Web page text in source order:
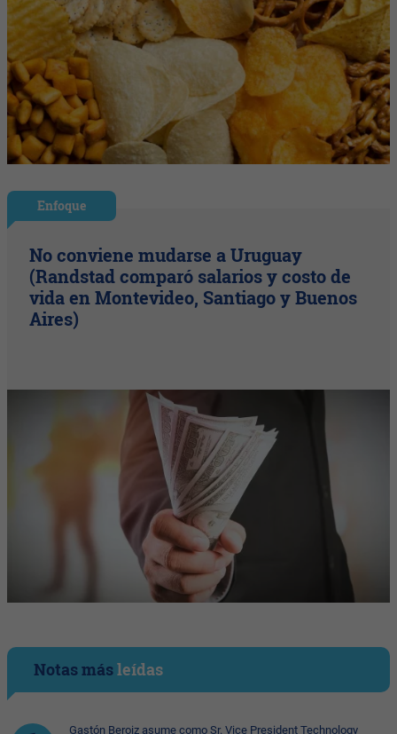
Enfoque
No conviene mudarse a Uruguay
(Randstad comparó salarios y costo de
vida en Montevideo, Santiago y Buenos
Aires)
Notas másleídas
Gastón Beroiz asume como Sr. Vice President Technology